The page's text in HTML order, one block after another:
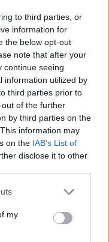
to third parties, or
information for
the below opt-out
note that after your
continue seeing
information utilized by
third parties prior to
of the further
by third parties on the
information may
on the IAB’s List of
disclose it to other
one or more Google
You may click to
third-party tags to
in below Google
my
készül Mohács a
emlékhelyén. A
vagy közeledik a
a városháza és a
négy óriáskábellel
és